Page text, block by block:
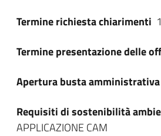
Termine richiesta chiarimenti
Termine presentazione delle
Apertura busta amministrativa
Requisiti di sostenibilità
APPLICAZIONE CAM